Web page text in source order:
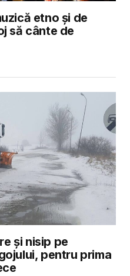
etno și de
să cânte de
și nisip pe
pentru prima